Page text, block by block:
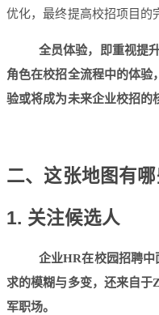
优化，最终提高校招项目的
全员体验，即重视提
角色在校招全流程中的体验
验或将成为未来企业校招的
二、这张地图有
1. 关注候选人
企业HR在校园招聘中
求的模糊与多变，还来自于
军职场。